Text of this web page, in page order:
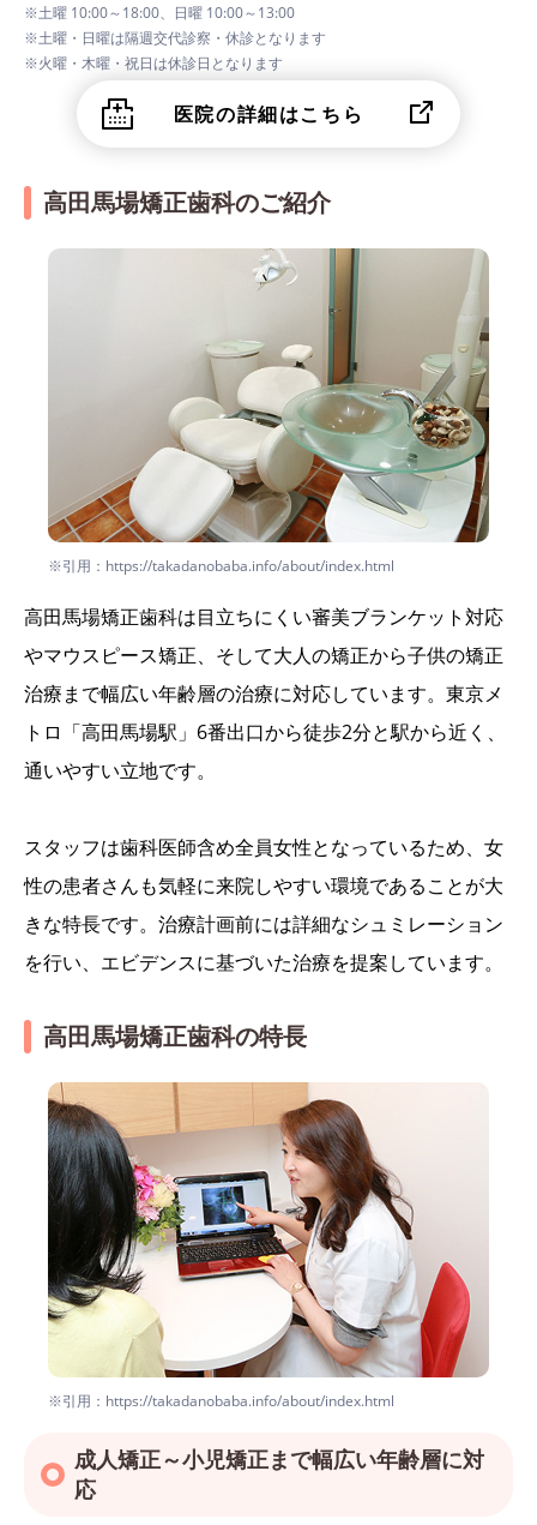
※土曜 10:00～18:00、日曜 10:00～13:00
※土曜・日曜は隔週交代診察・休診となります
※火曜・木曜・祝日は休診日となります
医院の詳細はこちら
高田馬場矯正歯科のご紹介
※引用：https://takadanobaba.info/about/index.html
高田馬場矯正歯科は目立ちにくい審美ブランケット対応
やマウスピース矯正、そして大人の矯正から子供の矯正
治療まで幅広い年齢層の治療に対応しています。東京メ
トロ「高田馬場駅」6番出口から徒歩2分と駅から近く、
通いやすい立地です。
スタッフは歯科医師含め全員女性となっているため、女
性の患者さんも気軽に来院しやすい環境であることが大
きな特長です。治療計画前には詳細なシュミレーション
を行い、エビデンスに基づいた治療を提案しています。
高田馬場矯正歯科の特長
※引用：https://takadanobaba.info/about/index.html
成人矯正～小児矯正まで幅広い年齢層に対
応